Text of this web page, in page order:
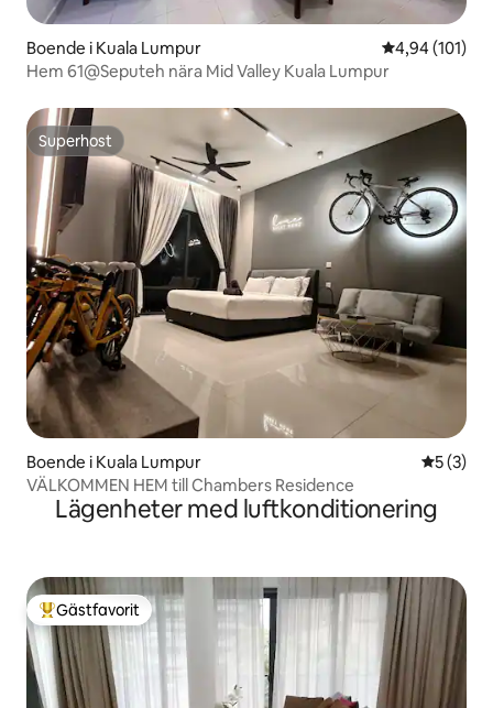
Boende i Kuala Lumpur 4,94 av 5 i
4,94 (101)
Hem 61@Seputeh nära Mid Valley Kuala Lumpur
Superhost
Superhost
Boende i Kuala Lumpur 5 av 5 i
5 (3)
VÄLKOMMEN HEM till Chambers Residence
Lägenheter med luftkonditionering
Populär gästfavorit
Gästfavorit